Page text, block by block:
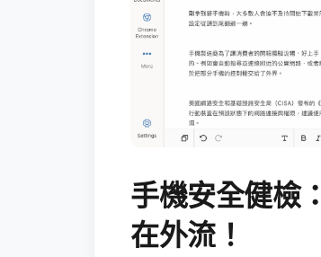
手機安全健檢
在外流！